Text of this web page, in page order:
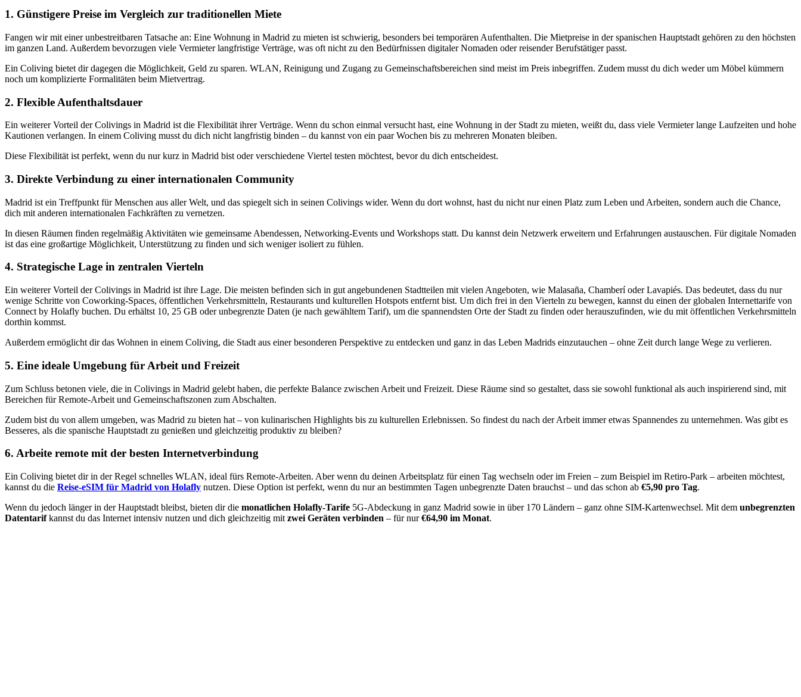
1. Günstigere Preise im Vergleich zur traditionellen Miete
Fangen wir mit einer unbestreitbaren Tatsache an: Eine Wohnung in Madrid zu mieten ist schwierig, besonders bei temporären Aufenthalten. Die Mietpreise in der spanischen Hauptstadt gehören zu den höchsten
im ganzen Land. Außerdem bevorzugen viele Vermieter langfristige Verträge, was oft nicht zu den Bedürfnissen digitaler Nomaden oder reisender Berufstätiger passt.
Ein Coliving bietet dir dagegen die Möglichkeit, Geld zu sparen. WLAN, Reinigung und Zugang zu Gemeinschaftsbereichen sind meist im Preis inbegriffen. Zudem musst du dich weder um Möbel kümmern
noch um komplizierte Formalitäten beim Mietvertrag.
2. Flexible Aufenthaltsdauer
Ein weiterer Vorteil der Colivings in Madrid ist die Flexibilität ihrer Verträge. Wenn du schon einmal versucht hast, eine Wohnung in der Stadt zu mieten, weißt du, dass viele Vermieter lange Laufzeiten und hohe
Kautionen verlangen. In einem Coliving musst du dich nicht langfristig binden – du kannst von ein paar Wochen bis zu mehreren Monaten bleiben.
Diese Flexibilität ist perfekt, wenn du nur kurz in Madrid bist oder verschiedene Viertel testen möchtest, bevor du dich entscheidest.
3. Direkte Verbindung zu einer internationalen Community
Madrid ist ein Treffpunkt für Menschen aus aller Welt, und das spiegelt sich in seinen Colivings wider. Wenn du dort wohnst, hast du nicht nur einen Platz zum Leben und Arbeiten, sondern auch die Chance,
dich mit anderen internationalen Fachkräften zu vernetzen.
In diesen Räumen finden regelmäßig Aktivitäten wie gemeinsame Abendessen, Networking-Events und Workshops statt. Du kannst dein Netzwerk erweitern und Erfahrungen austauschen. Für digitale Nomaden
ist das eine großartige Möglichkeit, Unterstützung zu finden und sich weniger isoliert zu fühlen.
4. Strategische Lage in zentralen Vierteln
Ein weiterer Vorteil der Colivings in Madrid ist ihre Lage. Die meisten befinden sich in gut angebundenen Stadtteilen mit vielen Angeboten, wie Malasaña, Chamberí oder Lavapiés. Das bedeutet, dass du nur
wenige Schritte von Coworking-Spaces, öffentlichen Verkehrsmitteln, Restaurants und kulturellen Hotspots entfernt bist. Um dich frei in den Vierteln zu bewegen, kannst du einen der globalen Internettarife von
Connect by Holafly buchen. Du erhältst 10, 25 GB oder unbegrenzte Daten (je nach gewähltem Tarif), um die spannendsten Orte der Stadt zu finden oder herauszufinden, wie du mit öffentlichen Verkehrsmitteln
dorthin kommst.
Außerdem ermöglicht dir das Wohnen in einem Coliving, die Stadt aus einer besonderen Perspektive zu entdecken und ganz in das Leben Madrids einzutauchen – ohne Zeit durch lange Wege zu verlieren.
5. Eine ideale Umgebung für Arbeit und Freizeit
Zum Schluss betonen viele, die in Colivings in Madrid gelebt haben, die perfekte Balance zwischen Arbeit und Freizeit. Diese Räume sind so gestaltet, dass sie sowohl funktional als auch inspirierend sind, mit
Bereichen für Remote-Arbeit und Gemeinschaftszonen zum Abschalten.
Zudem bist du von allem umgeben, was Madrid zu bieten hat – von kulinarischen Highlights bis zu kulturellen Erlebnissen. So findest du nach der Arbeit immer etwas Spannendes zu unternehmen. Was gibt es
Besseres, als die spanische Hauptstadt zu genießen und gleichzeitig produktiv zu bleiben?
6. Arbeite remote mit der besten Internetverbindung
Ein Coliving bietet dir in der Regel schnelles WLAN, ideal fürs Remote-Arbeiten. Aber wenn du deinen Arbeitsplatz für einen Tag wechseln oder im Freien – zum Beispiel im Retiro-Park – arbeiten möchtest,
kannst du die Reise-eSIM für Madrid von Holafly nutzen. Diese Option ist perfekt, wenn du nur an bestimmten Tagen unbegrenzte Daten brauchst – und das schon ab €5,90 pro Tag.
Wenn du jedoch länger in der Hauptstadt bleibst, bieten dir die monatlichen Holafly-Tarife 5G-Abdeckung in ganz Madrid sowie in über 170 Ländern – ganz ohne SIM-Kartenwechsel. Mit dem unbegrenzten
Datentarifkannst du das Internet intensiv nutzen und dich gleichzeitig mit zwei Geräten verbinden – für nur€64,90 im Monat.